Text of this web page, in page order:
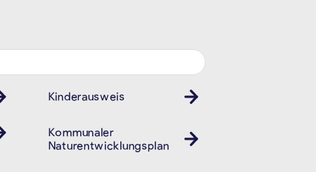
Kinderausweis
Kinder Ausweis ID
Kommunaler
Naturentwicklungsplan